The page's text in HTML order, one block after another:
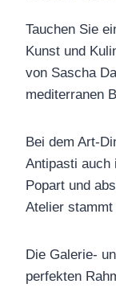
Tauchen Sie
Kunst und
von Sascha
mediterranen
Bei dem Art-
Antipasti auch
Popart und
Atelier stammt
Die Galerie-
perfekten